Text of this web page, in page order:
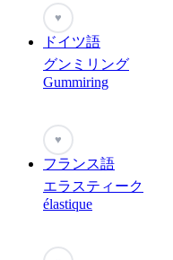
♥
ドイツ語
グンミリング
Gummiring
♥
フランス語
エラスティーク
élastique